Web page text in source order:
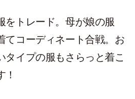
をトレード。母が娘の服
てコーディネート合戦。お
タイプの服もさらっと着こ